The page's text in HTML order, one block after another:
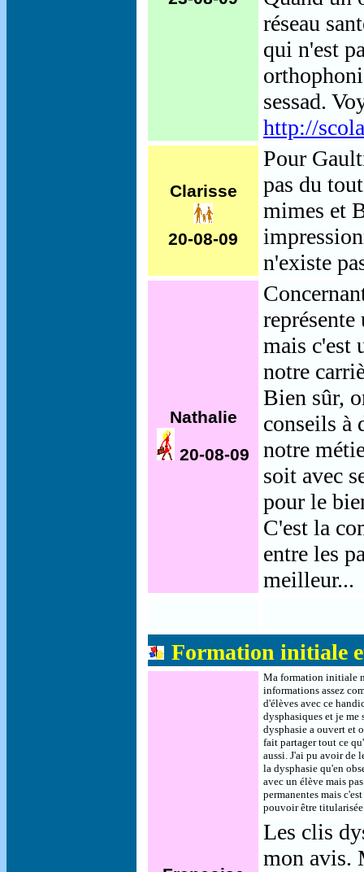
réseau
qui n'est
sessad.
http://
Clarisse
20-08-09
Pour
pas du
mimes et
n'existe
Nathalie
20-08-09
C
mais c'est
notre
Bien sûr,
conseils à
notre
soit avec
pour le
C'est la
entre les
meilleur...
Formation initiale
Ma formation initiale
informations assez
d'élèves avec ce
dysphasiques et je
dysphasie a ouvert et
fait partager tout ce
aussi. J'ai pu avoir de
la dysphasie qu'en
avec un élève mais
permanentes mais
pouvoir être titularisée
Les clis
mon avis.